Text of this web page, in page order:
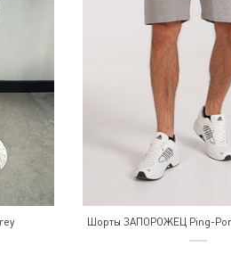
Шорты ЗАПОРОЖЕЦ Ping-